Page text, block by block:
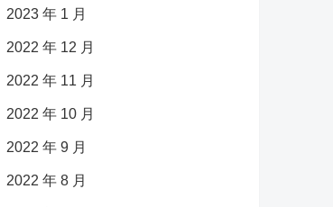
2023 年 1 月
2022 年 12 月
2022 年 11 月
2022 年 10 月
2022 年 9 月
2022 年 8 月